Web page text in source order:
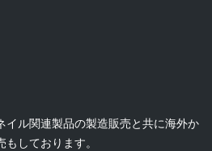
イル関連製品の製造販売と共に海外か
しております。